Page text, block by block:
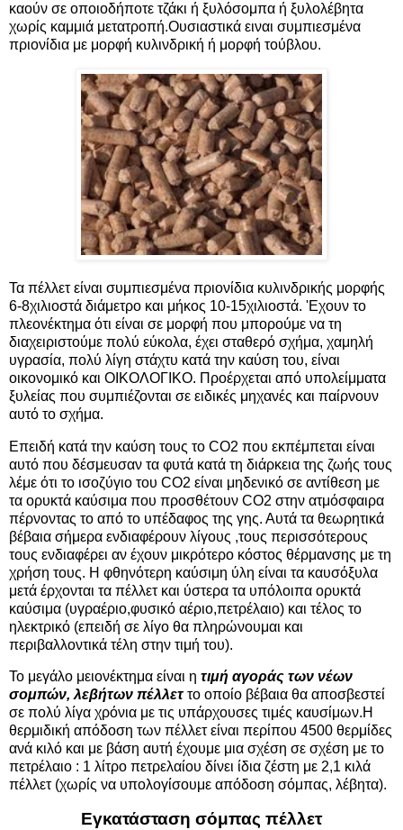
καούν σε οποιοδήποτε τζάκι ή ξυλόσομπα ή ξυλολέβητα
χωρίς καμμιά μετατροπή.Ουσιαστικά ειναι συμπιεσμένα
πριονίδια με μορφή κυλινδρική ή μορφή τούβλου.
Τα πέλλετ είναι συμπιεσμένα πριονίδια κυλινδρικής μορφής
6-8χιλιοστά διάμετρο και μήκος 10-15χιλιοστά. 'Εχουν το
πλεονέκτημα ότι είναι σε μορφή που μπορούμε να τη
διαχειριστούμε πολύ εύκολα, έχει σταθερό σχήμα, χαμηλή
υγρασία, πολύ λίγη στάχτυ κατά την καύση του, είναι
οικονομικό και ΟΙΚΟΛΟΓΙΚΟ. Προέρχεται από υπολείμματα
ξυλείας που συμπιέζονται σε ειδικές μηχανές και παίρνουν
αυτό το σχήμα.
Επειδή κατά την καύση τους το CO2 που εκπέμπεται είναι
αυτό που δέσμευσαν τα φυτά κατά τη διάρκεια της ζωής τους
λέμε ότι το ισοζύγιο του CO2 είναι μηδενικό σε αντίθεση με
τα ορυκτά καύσιμα που προσθέτουν CO2 στην ατμόσφαιρα
πέρνοντας το από το υπέδαφος της γης. Αυτά τα θεωρητικά
βέβαια σήμερα ενδιαφέρουν λίγους ,τους περισσότερους
τους ενδιαφέρει αν έχουν μικρότερο κόστος θέρμανσης με τη
χρήση τους. Η φθηνότερη καύσιμη ύλη είναι τα καυσόξυλα
μετά έρχονται τα πέλλετ και ύστερα τα υπόλοιπα ορυκτά
καύσιμα (υγραέριο,φυσικό αέριο,πετρέλαιο) και τέλος το
ηλεκτρικό (επειδή σε λίγο θα πληρώνουμαι και
περιβαλλοντικά τέλη στην τιμή του).
Το μεγάλο μειονέκτημα είναι η τιμή αγοράς των νέων
σομπών, λεβήτων πέλλεττο οποίο βέβαια θα αποσβεστεί
σε πολύ λίγα χρόνια με τις υπάρχουσες τιμές καυσίμων.Η
θερμιδική απόδοση των πέλλετ είναι περίπου 4500 θερμίδες
ανά κιλό και με βάση αυτή έχουμε μια σχέση σε σχέση με το
πετρέλαιο : 1 λίτρο πετρελαίου δίνει ίδια ζέστη με 2,1 κιλά
πέλλετ (χωρίς να υπολογίσουμε απόδοση σόμπας, λέβητα).
Εγκατάσταση σόμπας πέλλετ